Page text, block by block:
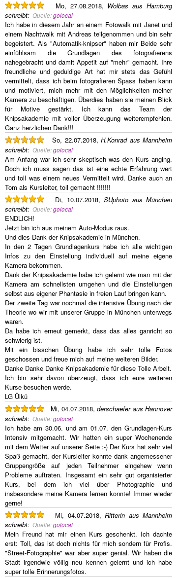
Mo, 27.08.2018, Wolbas aus Hamburg
schreibt: Quelle:golocal
Ich habe in diesem Jahr an einem Fotowalk mit Janet und
einem Nachtwalk mit Andreas teilgenommen und bin sehr
begeistert. Als "Automatik-knipser" haben mir Beide sehr
einfühlsam die Grundlagen des fotografierens
nahegebracht und damit Appetit auf "mehr" gemacht. Ihre
freundliche und geduldige Art hat mir stets das Gefühl
vermittelt, dass ich beim fotografieren Spass haben kann
und motiviert, mich mehr mit den Möglichkeiten meiner
Kamera zu beschäftigen. Überdies haben sie meinen Blick
für Motive gestärkt. Ich kann das Team der
Knipsakademie mit voller Überzeugung weiterempfehlen.
Ganz herzlichen Dank!!!
So, 22.07.2018,H.Konrad aus Mannheim
schreibt: Quelle:golocal
Am Anfang war ich sehr skeptisch was den Kurs anging.
Doch ich muss sagen das ist eine echte Erfahrung wert
und toll was einem neues Vermittelt wird. Danke auch an
Tom als Kursleiter, toll gemacht !!!!!!!
Di, 10.07.2018,SUphoto aus München
schreibt: Quelle:golocal
ENDLICH!
Jetzt bin ich aus meinem Auto-Modus raus.
Und dies Dank der Knipsakademie in München.
In den 2 Tagen Grundlagenkurs habe ich alle wichtigen
Infos zu den Einstellung individuell auf meine eigene
Kamera bekommen.
Dank der Knipsakademie habe ich gelernt wie man mit der
Kamera am schnellsten umgehen und die Einstellungen
selbst aus eigener Phantasie in freien Lauf bringen kann.
Der zweite Tag war nochmal die intensive Übung nach der
Theorie wo wir mit unserer Gruppe in München unterwegs
waren.
Da habe ich erneut gemerkt, dass das alles ganricht so
schwierig ist.
Mit ein bisschen Übung habe ich sehr tolle Fotos
geschossen und freue mich auf meine weiteren Bilder.
Danke Danke Danke Knipsakademie für diese Tolle Arbeit.
Ich bin sehr davon überzeugt, dass ich eure weiteren
Kurse besuchen werde.
LG Ülkü
Mi, 04.07.2018,derschaefer aus Hannover
schreibt: Quelle:golocal
Ich habe am 30.06. und am 01.07. den Grundlagen-Kurs
Intensiv mitgemacht. Wir hatten ein super Wochenende
mit dem Wetter auf unserer Seite :-) Der Kurs hat sehr viel
Spaß gemacht, der Kursleiter konnte dank angemessener
Gruppengröße auf jeden Teilnehmer eingehew wenn
Probleme auftraten. Insgesamt ein sehr gut organisierter
Kurs, bei dem ich viel über Photographie und
insbesondere meine Kamera lernen konnte! Immer wieder
gerne!
Mi, 04.07.2018,Ritterin aus Mannheim
schreibt: Quelle:golocal
Mein Freund hat mir einen Kurs geschenkt. Ich dachte
erst: Toll, das ist doch nichts für mich sondern für Profis.
"Street-Fotographie" war aber super genial. Wir haben die
Stadt irgendwie völlig neu kennen gelernt und ich habe
super tolle Erinnerungsfotos.